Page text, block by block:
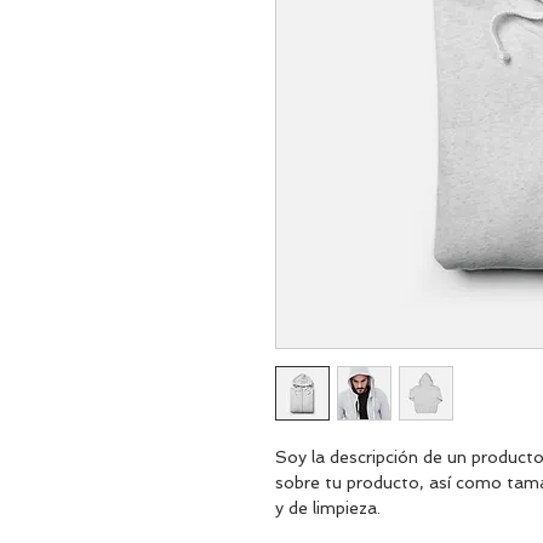
Soy la descripción de un
sobre tu producto, así como
y de limpieza.